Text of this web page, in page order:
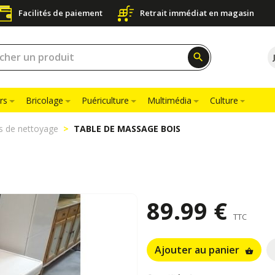
Facilités de paiement Retrait immédiat en magasin
search
Bricolage Puériculture Multimédia Culture
de nettoyage TABLE DE MASSAGE BOIS
89.99 € TTC
Ajouter au panier shopping_basket